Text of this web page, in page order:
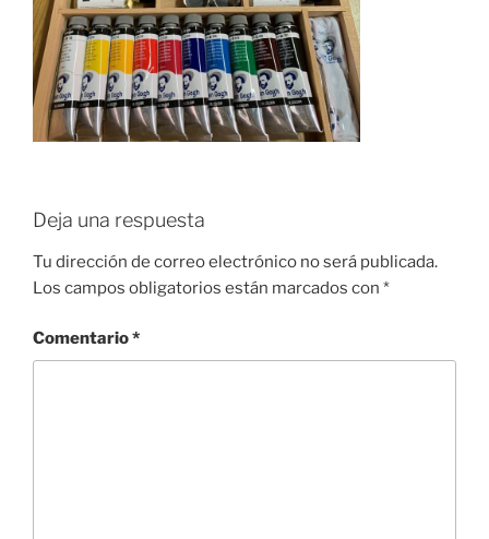
Deja una respuesta
Tu dirección de correo electrónico no será publicada.
Los campos obligatorios están marcados con *
Comentario*